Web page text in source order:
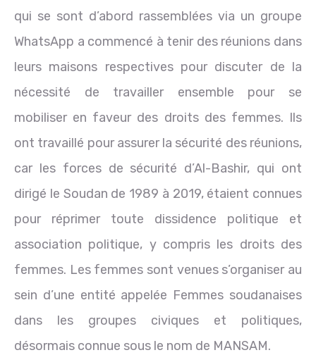
qui se sont d’abord rassemblées via un groupe
WhatsApp a commencé à tenir des réunions dans
leurs maisons respectives pour discuter de la
nécessité de travailler ensemble pour se
mobiliser en faveur des droits des femmes. Ils
ont travaillé pour assurer la sécurité des réunions,
car les forces de sécurité d’Al-Bashir, qui ont
dirigé le Soudan de 1989 à 2019, étaient connues
pour réprimer toute dissidence politique et
association politique, y compris les droits des
femmes. Les femmes sont venues s’organiser au
sein d’une entité appelée Femmes soudanaises
dans les groupes civiques et politiques,
désormais connue sous le nom de MANSAM.